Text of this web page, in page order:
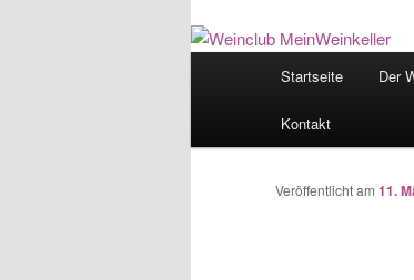
Startseite Der
Kontakt
Veröffentlicht am 11.